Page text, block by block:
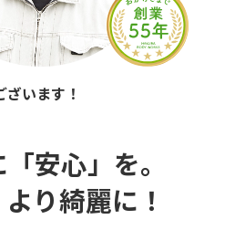
います！
安心」を。
り綺麗に！